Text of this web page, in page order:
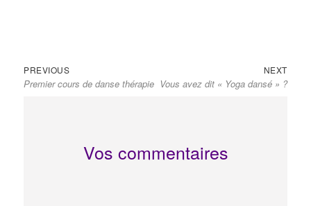
Navigation
de
PREVIOUSPrevious
post:
Premier cours de danse thérapie
NEXTNext
post:
Vous avez dit « Yoga dansé » ?
Vos commentaires